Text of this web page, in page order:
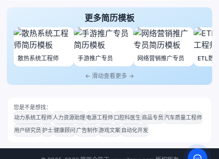
更多简历模板
散热系统工程师 手游推广专员 网络营销推广专员 ETL数
← 滑动查看更多 →
您是不是想找：
动力系统工程师人力资源助理 电源工程师 口腔科医生 商品专员 汽车质量工程师
用户研究员 护士健康顾问 广告制作游戏文案 自动化开发